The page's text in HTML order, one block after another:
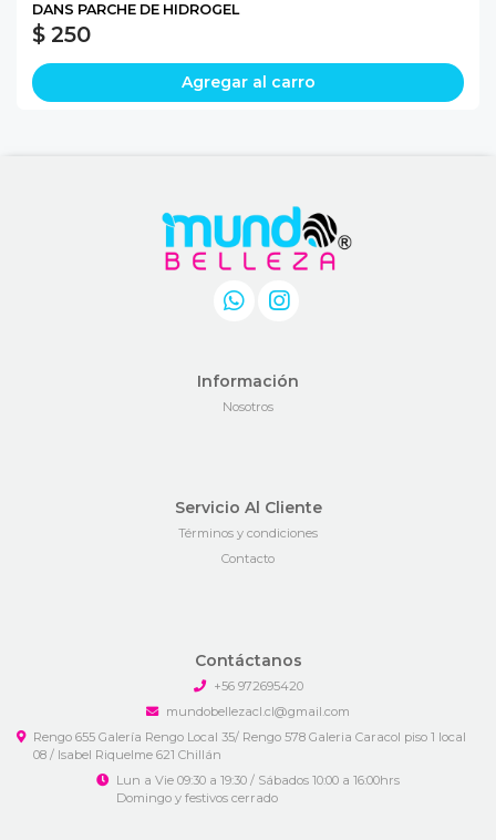
DANS PARCHE DE HIDROGEL
$ 250
Agregar al carro
Información
Nosotros
Servicio Al Cliente
Términos y condiciones
Contacto
Contáctanos
+56 972695420
mundobellezacl.cl@gmail.com
Rengo 655 Galería Rengo Local 35/ Rengo 578 Galeria Caracol piso 1 local
08 / Isabel Riquelme 621 Chillán
Lun a Vie 09:30 a 19:30 / Sábados 10:00 a 16:00hrs
Domingo y festivos cerrado